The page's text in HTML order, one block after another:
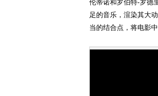
伦蒂诺和罗伯特-罗德
足的音乐，渲染其大
当的结合点，将电影